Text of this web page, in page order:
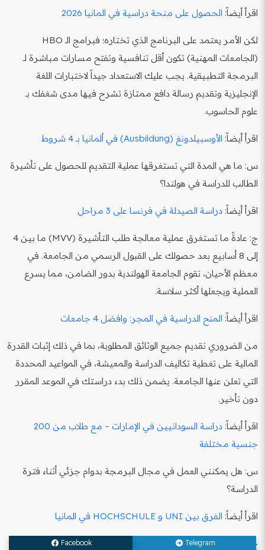
اقرأ أيضاً: الحصول على منحة دراسية في المانيا 2026
لكن الأمر يعتمد على البرنامج الذي تختاره؛ فبرامج الـ HBO
(الجامعات المهنية) تكون أقل تنافسية وتفتح مسارات مباشرة لـ
البرمجة التطبيقية. يجب عليك الاستعداد جيداً لاختبارات اللغة
الإنجليزية وتقديم رسالة دافع ممتازة تشرح فيها مدى شغفك بـ
علوم الحاسوب.
اقرأ أيضاً: الأوسبيلدونغ (Ausbildung) في ألمانيا بـ 4 شروط
س: ما هي المدة التي تستغرقها عملية التقديم للحصول على تأشيرة
الطالب للدراسة في هولندا؟
اقرأ أيضاً: دراسة الصيدلة في فرنسا على 3 مراحل
ج: عادةً ما تستغرق عملية معالجة طلب التأشيرة (MVV) ما بين 4
إلى 8 أسابيع بعد حصولك على القبول الرسمي من الجامعة. في
معظم الأحيان، تقوم الجامعة الهولندية بدور الضامن، مما يسرع
العملية ويجعلها أكثر سلاسة.
اقرأ أيضاً: المنح الدراسية في المجر: وافضل 4 جامعات
من الضروري تقديم جميع الوثائق المطلوبة، بما في ذلك إثبات القدرة
المالية على تغطية تكاليف الدراسة والمعيشة، في المواعيد المحددة
التي تعلن عنها الجامعة. يضمن ذلك بدء دراستك في الموعد المقرر
دون تأخير.
اقرأ أيضاً:
دراسة السودانيين في الإمارات – مع طلاب من 200
جنسية مختلفة
س: هل يمكنني العمل في مجال البرمجة بدوام جزئي أثناء فترة
الدراسة؟
اقرأ أيضاً: الفرق بين UNI و HOCHSCHULE في المانيا
ج: نعم، يُسمح للطلاب الدوليين من خارج الاتحاد الأوروبي بالعمل
Telegram
Facebook